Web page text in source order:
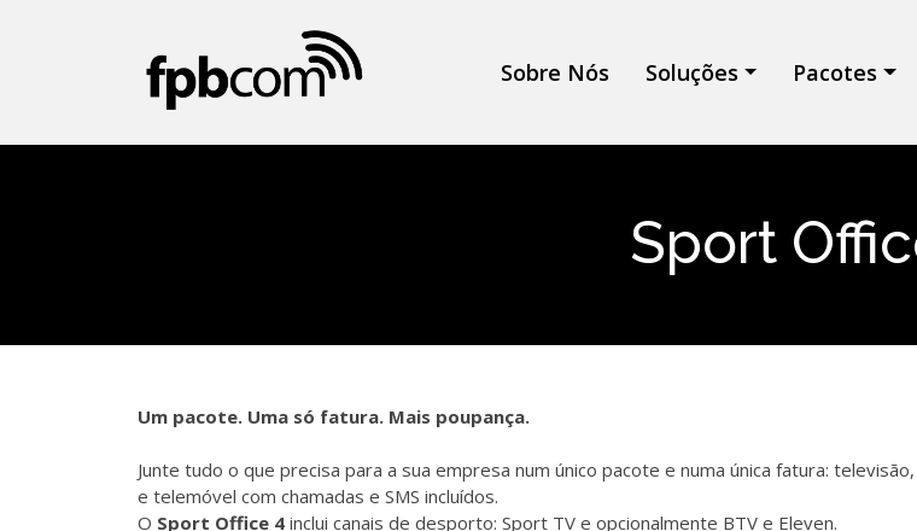
Sobre Nós Soluções Pacotes
Sport
Um pacote. Uma só fatura. Mais poupança.
Junte tudo o que precisa para a sua empresa num único pacote e numa única fatura:
e telemóvel com chamadas e SMS incluídos.
O Sport Office 4 inclui canais de desporto: Sport TV e opcionalmente BTV e Eleven.